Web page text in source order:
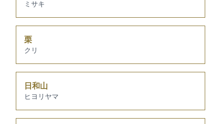
ミサキ
栗
クリ
日和山
ヒヨリヤマ